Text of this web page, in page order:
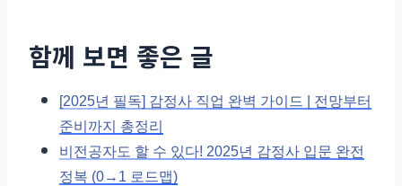
함께 보면 좋은 글
[2025년 필독] 감정사 직업 완벽 가이드 | 전망부터
준비까지 총정리
비전공자도 할 수 있다! 2025년 감정사 입문 완전
정복 (0→1 로드맵)